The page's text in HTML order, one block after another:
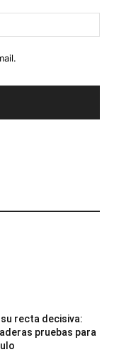
recta decisiva:
pruebas para